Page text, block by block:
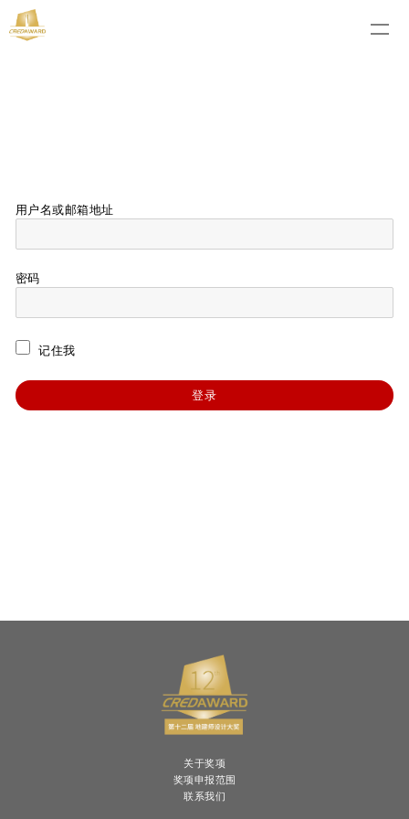
用户名或邮箱地址
密码
记住我
关于奖项
奖项申报范围
联系我们